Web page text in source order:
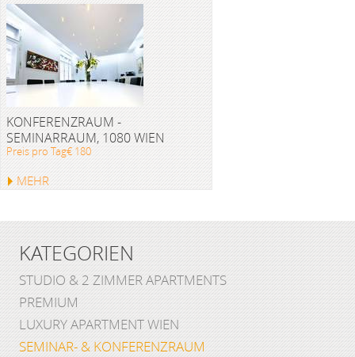
KONFERENZRAUM -
SEMINARRAUM, 1080 WIEN
Preis pro Tag€ 180
MEHR
KATEGORIEN
STUDIO & 2 ZIMMER APARTMENTS
PREMIUM
LUXURY APARTMENT WIEN
SEMINAR- & KONFERENZRAUM